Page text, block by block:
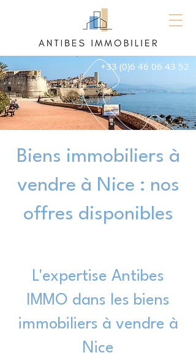
+33 (0)6 46 06 43 52
Biens immobiliers à
vendre à Nice : nos
offres disponibles
L'expertise Antibes
IMMO dans les biens
immobiliers à vendre à
Nice